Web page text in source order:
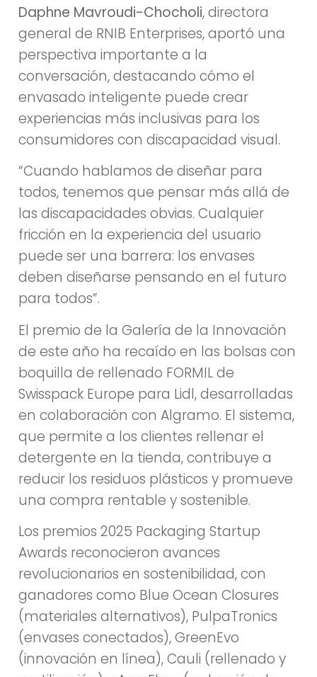
Daphne Mavroudi-Chocholi, directora
general de RNIB Enterprises, aportó una
perspectiva importante a la
conversación, destacando cómo el
envasado inteligente puede crear
experiencias más inclusivas para los
consumidores con discapacidad visual.
“Cuando hablamos de diseñar para
todos, tenemos que pensar más allá de
las discapacidades obvias. Cualquier
fricción en la experiencia del usuario
puede ser una barrera: los envases
deben diseñarse pensando en el futuro
para todos”.
El premio de la Galería de la Innovación
de este año ha recaído en las bolsas con
boquilla de rellenado FORMIL de
Swisspack Europe para Lidl, desarrolladas
en colaboración con Algramo. El sistema,
que permite a los clientes rellenar el
detergente en la tienda, contribuye a
reducir los residuos plásticos y promueve
una compra rentable y sostenible.
Los premios 2025 Packaging Startup
Awards reconocieron avances
revolucionarios en sostenibilidad, con
ganadores como Blue Ocean Closures
(materiales alternativos), PulpaTronics
(envases conectados), GreenEvo
(innovación en línea), Cauli (rellenado y